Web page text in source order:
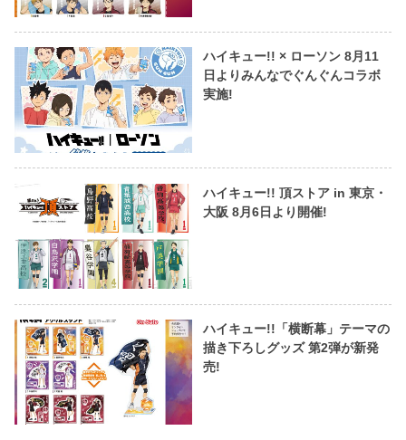
ハイキュー!! × ローソン 8月11
日よりみんなでぐんぐんコラボ
実施!
ハイキュー!! 頂ストア in 東京・
大阪 8月6日より開催!
ハイキュー!!「横断幕」テーマの
描き下ろしグッズ 第2弾が新発
売!